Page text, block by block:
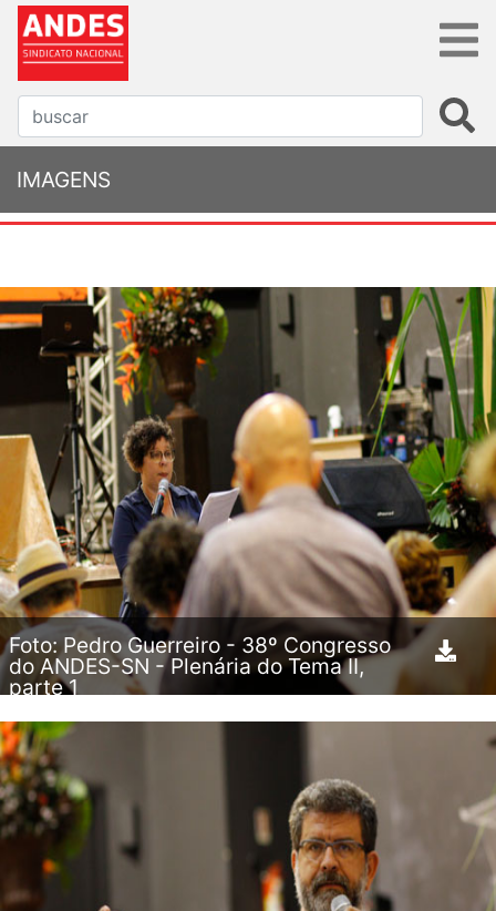
IMAGENS
Foto: Pedro Guerreiro - 38º Congresso
do ANDES-SN - Plenária do Tema II,
parte 1